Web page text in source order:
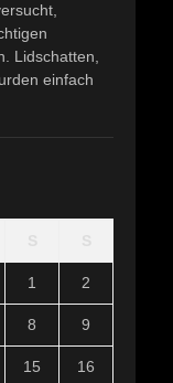
Lidschatten,
einfach
1 2
8 9
15 16